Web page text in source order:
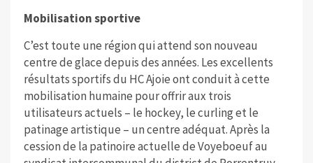
Mobilisation sportive
C’est toute une région qui attend son nouveau
centre de glace depuis des années. Les excellents
résultats sportifs du HC Ajoie ont conduit à cette
mobilisation humaine pour offrir aux trois
utilisateurs actuels – le hockey, le curling et le
patinage artistique – un centre adéquat. Après la
cession de la patinoire actuelle de Voyeboeuf au